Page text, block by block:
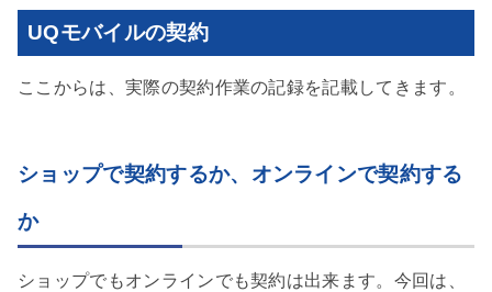
UQモバイルの契約
ここからは、実際の契約作業の記録を記載してきます。
ショップで契約するか、オンラインで契約する
か
ショップでもオンラインでも契約は出来ます。今回は、